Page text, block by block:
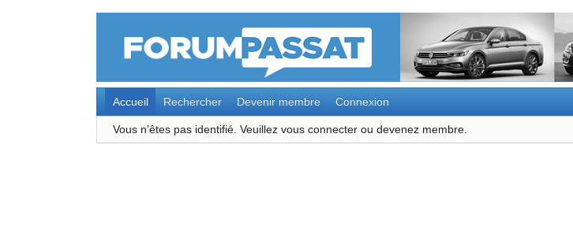
Accueil Rechercher Devenir membre Connexion
Vous n’êtes pas identifié. Veuillez vous connecter ou devenez membre.